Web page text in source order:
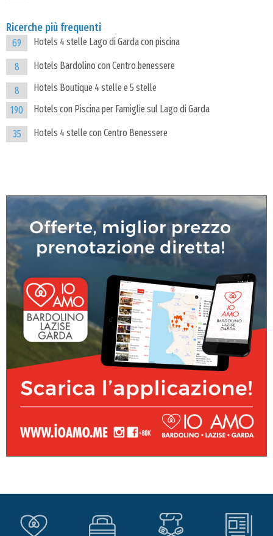
Ricerche più frequenti
69 Hotels 4 stelle Lago di Garda con piscina
8 Hotels Bardolino con Centro benessere
8
Hotels Boutique 4 stelle e 5 stelle
190
Hotels con Piscina per Famiglie sul Lago di Garda
35 Hotels 4 stelle con Centro Benessere